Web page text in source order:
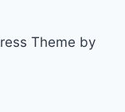
Theme by